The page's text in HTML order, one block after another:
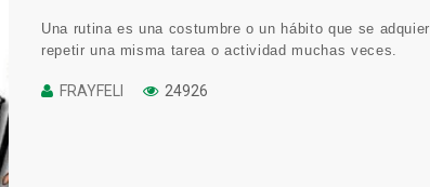
Una rutina es una costumbre o un hábito que se
repetir una misma tarea o actividad muchas veces.
FRAYFELI 24926